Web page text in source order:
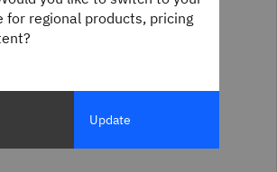
for regional products, pricing
Update